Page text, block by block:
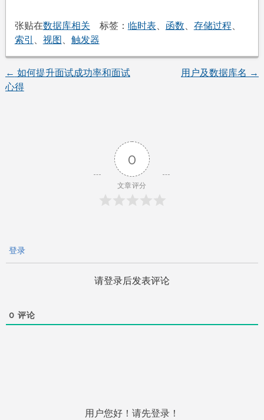
张贴在数据库相关 标签： 临时表、 函数、 存储过程、
索引 、 视图 、 触发器
文
← 如何提升面试成功率和面试
心得
用户及数据库名 →
0
文章评分
登录
请登录后发表评论
0 评论
用户您好！请先登录！